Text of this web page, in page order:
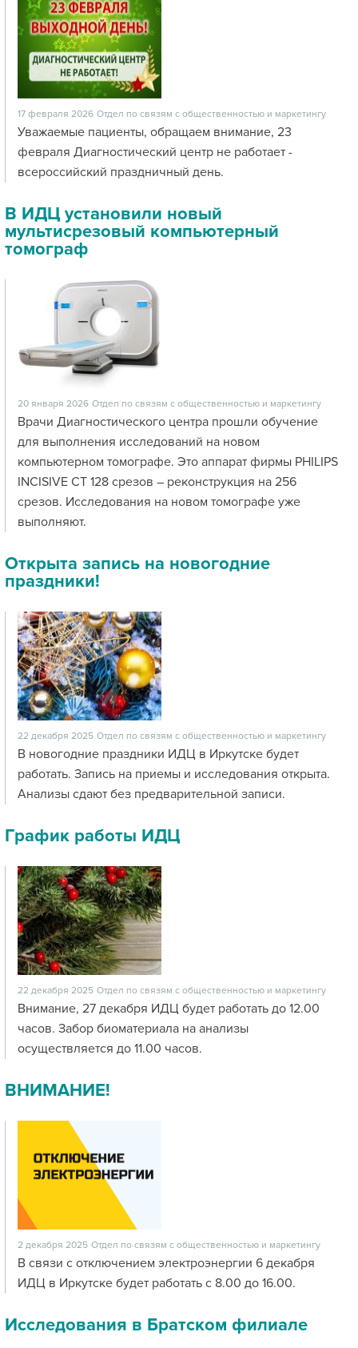
17 февраля 2026 Отдел по связям с общественностью и маркетингу
Уважаемые пациенты, обращаем внимание, 23
февраля Диагностический центр не работает -
всероссийский праздничный день.
В ИДЦ установили новый
мультисрезовый компьютерный
томограф
20 января 2026 Отдел по связям с общественностью и маркетингу
Врачи Диагностического центра прошли обучение
для выполнения исследований на новом
компьютерном томографе. Это аппарат фирмы PHILIPS
INCISIVE CT 128 срезов – реконструкция на 256
срезов. Исследования на новом томографе уже
выполняют.
Открыта запись на новогодние
праздники!
22 декабря 2025 Отдел по связям с общественностью и маркетингу
В новогодние праздники ИДЦ в Иркутске будет
работать. Запись на приемы и исследования открыта.
Анализы сдают без предварительной записи.
График работы ИДЦ
22 декабря 2025 Отдел по связям с общественностью и маркетингу
Внимание, 27 декабря ИДЦ будет работать до 12.00
часов. Забор биоматериала на анализы
осуществляется до 11.00 часов.
ВНИМАНИЕ!
2 декабря 2025 Отдел по связям с общественностью и маркетингу
В связи с отключением электроэнергии 6 декабря
ИДЦ в Иркутске будет работать с 8.00 до 16.00.
Исследования в Братском филиале